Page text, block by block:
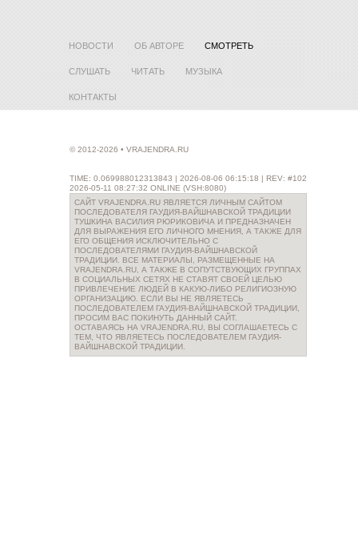
НОВОСТИ ОБ АВТОРЕ СМОТРЕТЬ
СЛУШАТЬ ЧИТАТЬ МУЗЫКА
КОНТАКТЫ
© 2012-2026 • VRAJENDRA.RU
TIME: 0.069988012313843 | 2026-08-06 06:15:18 | REV: #102
2026-05-11 08:27:32 ONLINE (VSH:8080)
САЙТ VRAJENDRA.RU ЯВЛЯЕТСЯ ЛИЧНЫМ САЙТОМ
ПОСЛЕДОВАТЕЛЯ ГАУДИЯ-ВАЙШНАВСКОЙ ТРАДИЦИИ
ТУШКИНА ВАСИЛИЯ РЮРИКОВИЧА И ПРЕДНАЗНАЧЕН
ДЛЯ ВЫРАЖЕНИЯ ЕГО ЛИЧНОГО МНЕНИЯ, А ТАКЖЕ ДЛЯ
ЕГО ОБЩЕНИЯ ИСКЛЮЧИТЕЛЬНО С
ПОСЛЕДОВАТЕЛЯМИ ГАУДИЯ-ВАЙШНАВСКОЙ
ТРАДИЦИИ. ВСЕ МАТЕРИАЛЫ, РАЗМЕЩЕННЫЕ НА
VRAJENDRA.RU, А ТАКЖЕ В СОПУТСТВУЮЩИХ ГРУППАХ
В СОЦИАЛЬНЫХ СЕТЯХ НЕ СТАВЯТ СВОЕЙ ЦЕЛЬЮ
ПРИВЛЕЧЕНИЕ ЛЮДЕЙ В КАКУЮ-ЛИБО РЕЛИГИОЗНУЮ
ОРГАНИЗАЦИЮ. ЕСЛИ ВЫ НЕ ЯВЛЯЕТЕСЬ
ПОСЛЕДОВАТЕЛЕМ ГАУДИЯ-ВАЙШНАВСКОЙ ТРАДИЦИИ,
ПРОСИМ ВАС ПОКИНУТЬ ДАННЫЙ САЙТ.
ОСТАВАЯСЬ НА VRAJENDRA.RU, ВЫ СОГЛАШАЕТЕСЬ С
ТЕМ, ЧТО ЯВЛЯЕТЕСЬ ПОСЛЕДОВАТЕЛЕМ ГАУДИЯ-
ВАЙШНАВСКОЙ ТРАДИЦИИ.